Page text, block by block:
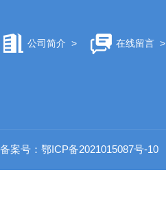
公司简介 > 在线留言>
备案号：鄂ICP备2021015087号-10